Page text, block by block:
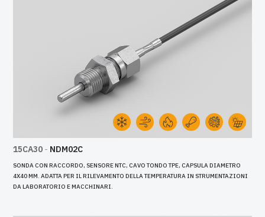
15CA30 - NDM02C
SONDA CON RACCORDO, SENSORE NTC, CAVO TONDO TPE, CAPSULA DIAMETRO
4X40 MM. ADATTA PER IL RILEVAMENTO DELLA TEMPERATURA IN STRUMENTAZIONI
DA LABORATORIO E MACCHINARI.